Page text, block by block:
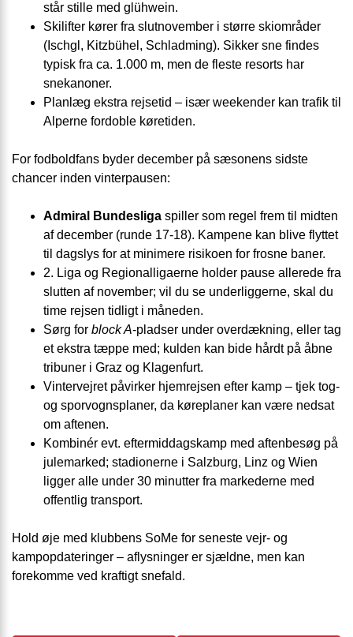
står stille med glühwein.
Skilifter kører fra slutnovember i større skiområder
(Ischgl, Kitzbühel, Schladming). Sikker sne findes
typisk fra ca. 1.000 m, men de fleste resorts har
snekanoner.
Planlæg ekstra rejsetid – især weekender kan trafik til
Alperne fordoble køretiden.
For fodboldfans byder december på sæsonens sidste
chancer inden vinterpausen:
Admiral Bundesliga spiller som regel frem til midten
af december (runde 17-18). Kampene kan blive flyttet
til dagslys for at minimere risikoen for frosne baner.
2. Liga og Regionalligaerne holder pause allerede fra
slutten af november; vil du se underliggerne, skal du
time rejsen tidligt i måneden.
Sørg for block A-pladser under overdækning, eller tag
et ekstra tæppe med; kulden kan bide hårdt på åbne
tribuner i Graz og Klagenfurt.
Vintervejret påvirker hjemrejsen efter kamp – tjek tog-
og sporvognsplaner, da køreplaner kan være nedsat
om aftenen.
Kombinér evt. eftermiddagskamp med aftenbesøg på
julemarked; stadionerne i Salzburg, Linz og Wien
ligger alle under 30 minutter fra markederne med
offentlig transport.
Hold øje med klubbens SoMe for seneste vejr- og
kampopdateringer – aflysninger er sjældne, men kan
forekomme ved kraftigt snefald.